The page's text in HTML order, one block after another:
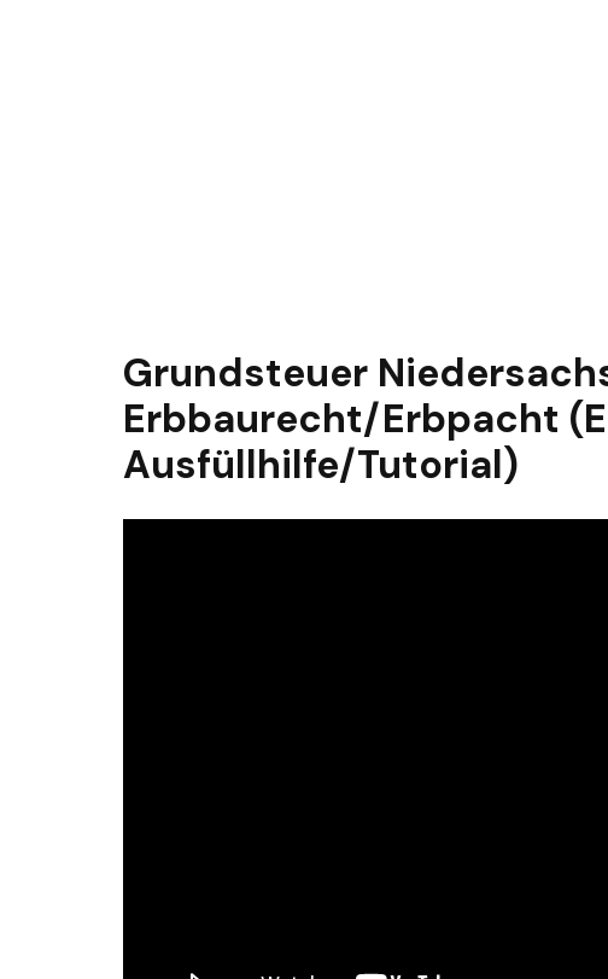
Grundsteuer
Erbbaurecht/Erbpacht
Ausfüllhilfe/Tutorial)